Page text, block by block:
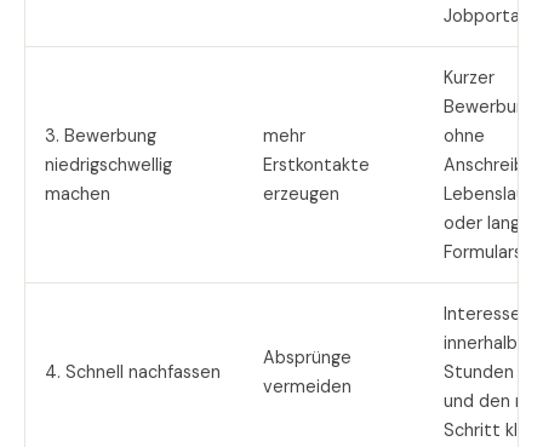
Jobportale
3. Bewerbung
niedrigschwellig
machen
mehr
Erstkontakte
erzeugen
Kurzer
ohne
oder lange
4. Schnell nachfassen
Absprünge
vermeiden
innerhalb
Stunden
und den
Schritt klar